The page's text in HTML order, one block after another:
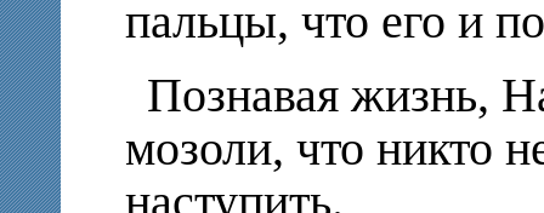
пальцы, что его и
Познавая жизнь,
мозоли, что никто